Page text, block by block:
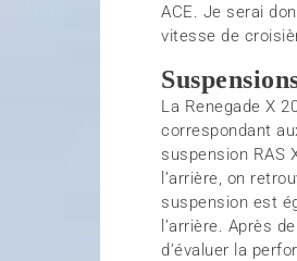
ACE. Je serai
vitesse de
La Renegade X
correspondant
suspension RAS
l’arrière, on
suspension est
l’arrière. Après
d’évaluer la